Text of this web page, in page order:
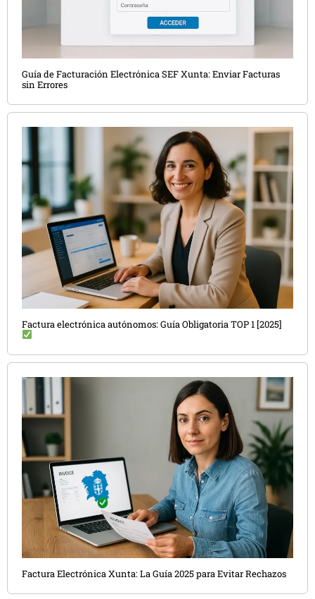
Guía de Facturación Electrónica SEF Xunta: Enviar Facturas
sin Errores
Factura electrónica autónomos: Guía Obligatoria TOP 1 [2025]
Factura Electrónica Xunta: La Guía 2025 para Evitar Rechazos